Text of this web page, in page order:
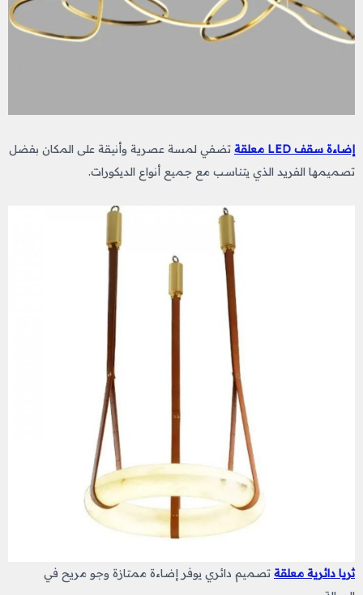
إضاءة سقف LED معلقة
تضفي لمسة عصرية وأنيقة على المكان بفضل
تصميمها الفريد الذي يتناسب مع جميع أنواع الديكورات.
ثريا دائرية معلقة تصميم دائري يوفر إضاءة ممتازة وجو مريح في